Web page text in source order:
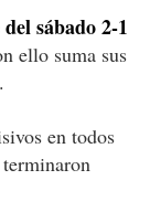
sábado 2-1
ello suma sus
en todos